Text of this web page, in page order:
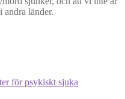
andra länder.
för psykiskt sjuka